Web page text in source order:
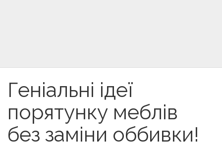
Геніальні ідеї
порятунку меблів
без заміни оббивки!